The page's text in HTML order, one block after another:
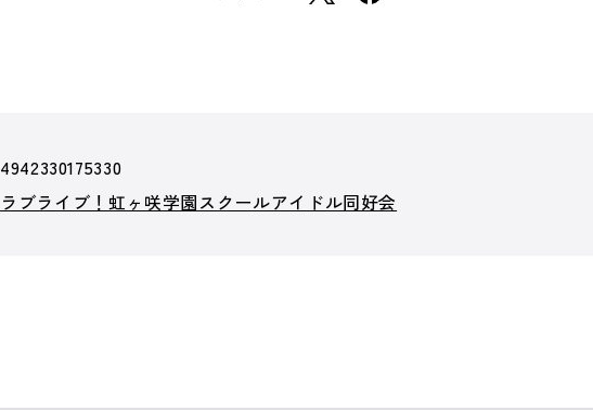
4942330175330
ラブライブ！虹ヶ咲学園スクールアイドル同好会